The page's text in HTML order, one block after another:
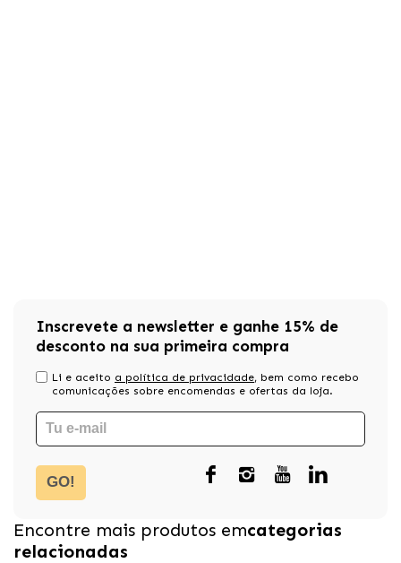
Inscrevete a newsletter e ganhe 15% de
desconto na sua primeira compra
Li e aceito a política de privacidade, bem como recebo
comunicações sobre encomendas e ofertas da loja.
GO!
Encontre mais produtos emcategorias
relacionadas